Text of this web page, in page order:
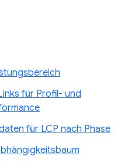
für Profil- und
für LCP nach Phase